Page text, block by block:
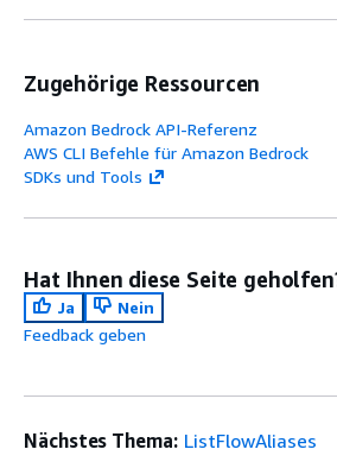
Zugehörige Ressourcen
Amazon Bedrock API-Referenz
AWS CLI Befehle für Amazon Bedrock
SDKs und Tools
Hat Ihnen diese Seite
Ja
Nein
Feedback geben
Nächstes Thema: ListFlowAliases